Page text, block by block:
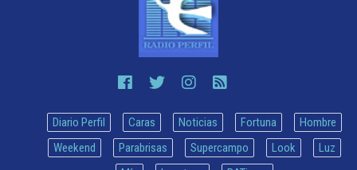
Diario Perfil Caras Noticias Fortuna
Hombre
Weekend
Parabrisas Supercampo Look
Luz